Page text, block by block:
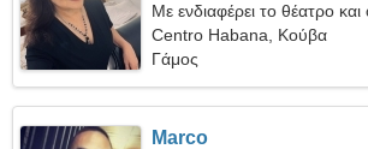
Με ενδιαφέρει το θέατρο και
Centro Habana, Κούβα
Γάμος
Marco